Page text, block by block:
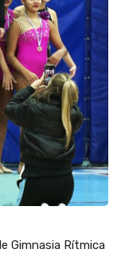
Gimnasia Rítmica